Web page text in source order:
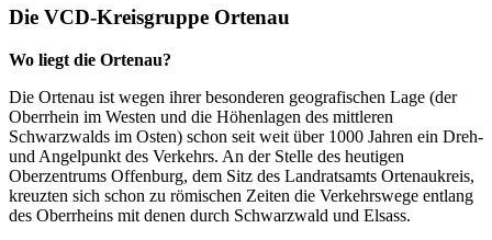
Die VCD-Kreisgruppe Ortenau
Wo liegt die Ortenau?
Die Ortenau ist wegen ihrer besonderen geografischen Lage (der
Oberrhein im Westen und die Höhenlagen des mittleren
Schwarzwalds im Osten) schon seit weit über 1000 Jahren ein Dreh-
und Angelpunkt des Verkehrs. An der Stelle des heutigen
Oberzentrums Offenburg, dem Sitz des Landratsamts Ortenaukreis,
kreuzten sich schon zu römischen Zeiten die Verkehrswege entlang
des Oberrheins mit denen durch Schwarzwald und Elsass.